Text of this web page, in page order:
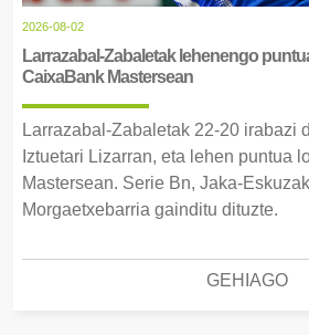
2026-08-02
Larrazabal-Zabaletak lehenengo
CaixaBank Mastersean
Larrazabal-Zabaletak 22-20 irabazi
Iztuetari Lizarran, eta lehen puntua
Mastersean. Serie Bn, Jaka-
Morgaetxebarria gainditu dituzte.
GEHIAGO